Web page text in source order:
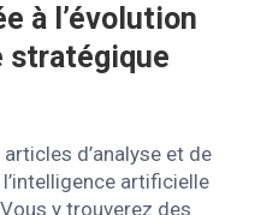
à l’évolution
stratégique
d’analyse et de
artificielle
y trouverez des